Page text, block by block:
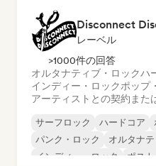
Disconnect
レーベル
>1000件の回答
オルタナティブ・ロックハ
インディー・ロックポップ
アーティストとの契約また
サーフロック ハードコア
パンク・ロック
オルタナ
インディー・ロック
ポス